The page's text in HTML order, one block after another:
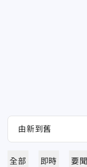
全部 即時 要聞